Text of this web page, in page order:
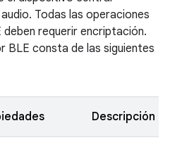
Todas las operaciones
requerir encriptación.
BLE consta de las siguientes
Descripción